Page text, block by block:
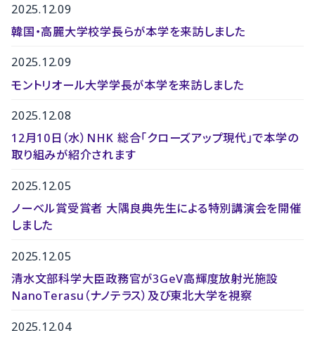
2025.12.09
韓国・高麗大学校学長らが本学を来訪しました
2025.12.09
モントリオール大学学長が本学を来訪しました
2025.12.08
12月10日（水）NHK 総合「クローズアップ現代」で本学の
取り組みが紹介されます
2025.12.05
ノーベル賞受賞者 大隅良典先生による特別講演会を開催
しました
2025.12.05
清水文部科学大臣政務官が3GeV高輝度放射光施設
NanoTerasu（ナノテラス）及び東北大学を視察
2025.12.04